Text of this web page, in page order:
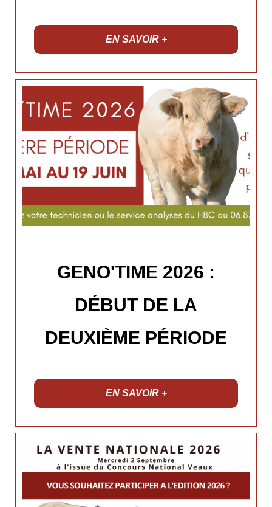
EN SAVOIR +
GENO'TIME 2026 :
DÉBUT DE LA
DEUXIÈME PÉRIODE
EN SAVOIR +